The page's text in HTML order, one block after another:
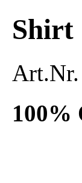
Shirt
Art.Nr.
100%